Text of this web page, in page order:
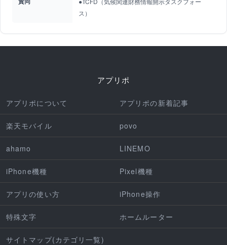
ス）
アプリポ
アプリポについて アプリポの新着記事
楽天モバイル povo
ahamo LINEMO
iPhone機種 Pixel機種
アプリの使い方 iPhone操作
特殊文字 ホームルーター
サイトマップ(カテゴリ一覧)